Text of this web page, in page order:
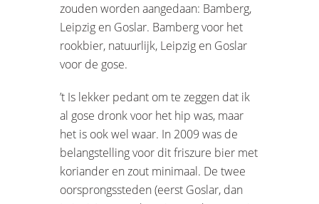
zouden worden aangedaan: Bamberg,
Leipzig en Goslar. Bamberg voor het
rookbier, natuurlijk, Leipzig en Goslar
voor de gose.
’t Is lekker pedant om te zeggen dat ik
al gose dronk voor het hip was, maar
het is ook wel waar. In 2009 was de
belangstelling voor dit friszure bier met
koriander en zout minimaal. De twee
oorsprongssteden (eerst Goslar, dan